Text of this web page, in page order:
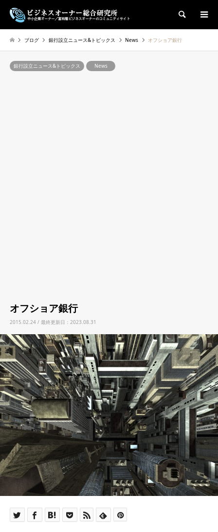
検索
ブログ 銀行設立ニュース&トピックス News オフショア銀行
銀行設立ニュース&トピックス News
オフショア銀行
2015.02.24 / 最終更新日：2023.08.31